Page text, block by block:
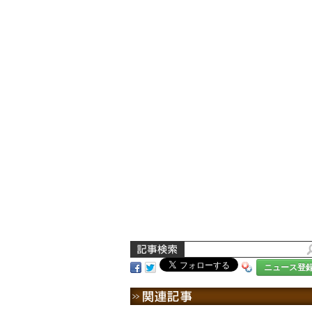
ニュース登